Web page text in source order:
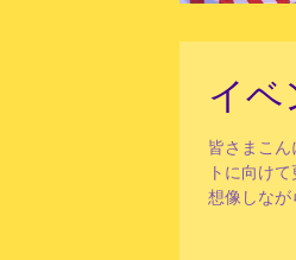
イ
皆さまこ
トに向け
想像しなが